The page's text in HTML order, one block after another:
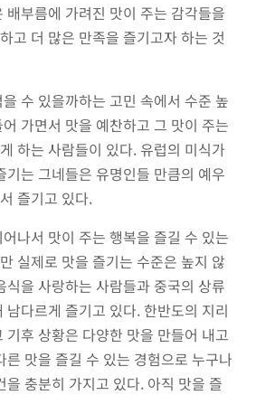
배부름에 가려진 맛이 주는 감각들을
고 더 많은 만족을 즐기고자 하는 것
수 있을까하는 고민 속에서 수준 높
가면서 맛을 예찬하고 그 맛이 주는
하는 사람들이 있다. 유럽의 미식가
기는 그네들은 유명인들 만큼의 예우
즐기고 있다.
나서 맛이 주는 행복을 즐길 수 있는
실제로 맛을 즐기는 수준은 높지 않
식을 사랑하는 사람들과 중국의 상류
남다르게 즐기고 있다. 한반도의 지리
기후 상황은 다양한 맛을 만들어 내고
른 맛을 즐길 수 있는 경험으로 누구나
을 충분히 가지고 있다. 아직 맛을 즐